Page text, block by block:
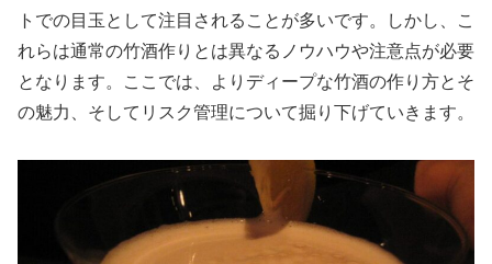
トでの目玉として注目されることが多いです。しかし、こ
れらは通常の竹酒作りとは異なるノウハウや注意点が必要
となります。ここでは、よりディープな竹酒の作り方とそ
の魅力、そしてリスク管理について掘り下げていきます。